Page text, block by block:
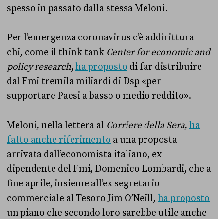
spesso in passato dalla stessa Meloni.
Per l’emergenza coronavirus c’è addirittura
chi, come il think tank Center for economic and
policy research, ha proposto di far distribuire
dal Fmi tremila miliardi di Dsp «per
supportare Paesi a basso o medio reddito».
Meloni, nella lettera al Corriere della Sera, ha
fatto anche riferimento a una proposta
arrivata dall’economista italiano, ex
dipendente del Fmi, Domenico Lombardi, che a
fine aprile, insieme all’ex segretario
commerciale al Tesoro Jim O’Neill, ha proposto
un piano che secondo loro sarebbe utile anche